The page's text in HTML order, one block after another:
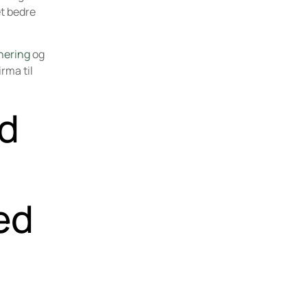
bedre
og
til